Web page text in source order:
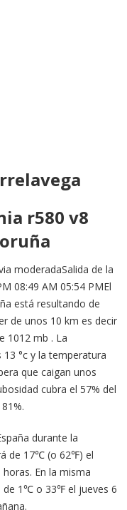
r580 v8
moderadaSalida de la
08:49 AM 05:54 PMEl
está resultando de
de unos 10 km es decir
1012 mb . La
°c y la temperatura
que caigan unos
cubra el 57% del
durante la
de 17℃ (o 62℉) el
En la misma
de 1℃ o 33℉ el jueves 6